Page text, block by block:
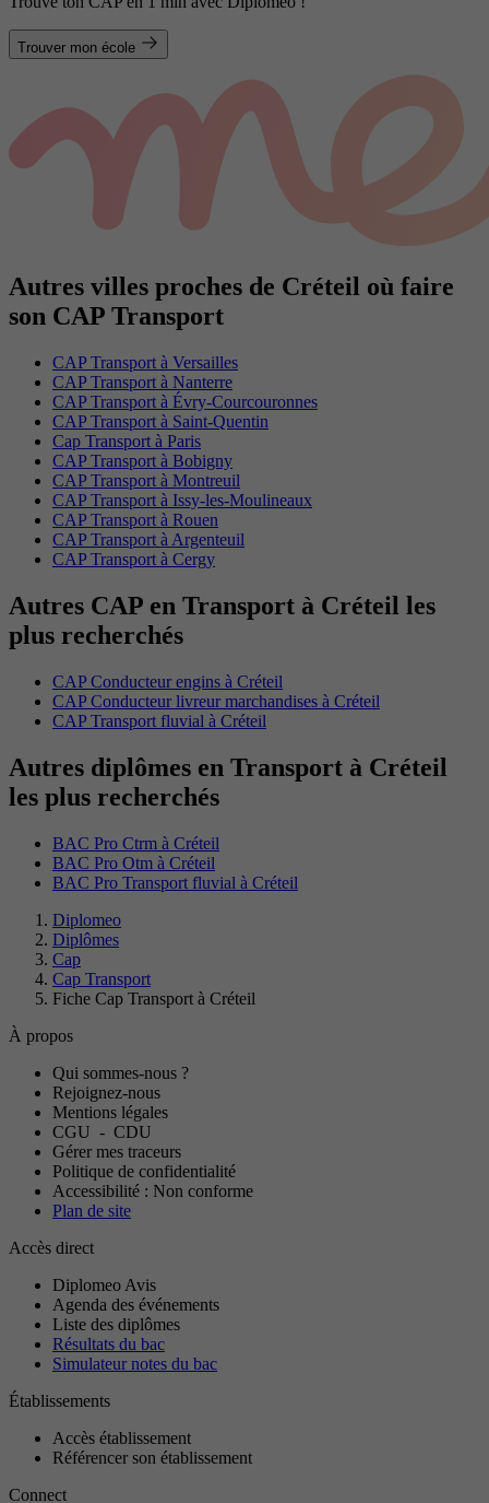
Trouver mon école
Autres villes proches de Créteil où faire
son CAP Transport
CAP Transport à Versailles
CAP Transport à Nanterre
CAP Transport à Évry-Courcouronnes
CAP Transport à Saint-Quentin
Cap Transport à Paris
CAP Transport à Bobigny
CAP Transport à Montreuil
CAP Transport à Issy-les-Moulineaux
CAP Transport à Rouen
CAP Transport à Argenteuil
CAP Transport à Cergy
Autres CAP en Transport à Créteil les
plus recherchés
CAP Conducteur engins à Créteil
CAP Conducteur livreur marchandises à Créteil
CAP Transport fluvial à Créteil
Autres diplômes en Transport à Créteil
les plus recherchés
BAC Pro Ctrm à Créteil
BAC Pro Otm à Créteil
BAC Pro Transport fluvial à Créteil
Diplomeo
Diplômes
Cap
Cap Transport
Fiche Cap Transport à Créteil
À propos
Qui sommes-nous ?
Rejoignez-nous
Mentions légales
CGU - CDU
Gérer mes traceurs
Politique de confidentialité
Accessibilité : Non conforme
Plan de site
Accès direct
Diplomeo Avis
Agenda des événements
Liste des diplômes
Résultats du bac
Simulateur notes du bac
Établissements
Accès établissement
Référencer son établissement
Connect